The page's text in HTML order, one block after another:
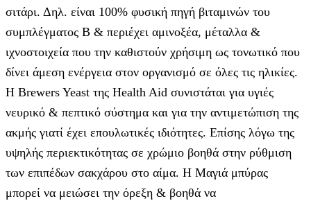
σιτάρι. Δηλ. είναι 100% φυσική πηγή βιταμινών του
συμπλέγματος Β & περιέχει αμινοξέα, μέταλλα &
ιχνοστοιχεία που την καθιστούν χρήσιμη ως τονωτικό που
δίνει άμεση ενέργεια στον οργανισμό σε όλες τις ηλικίες.
Η Brewers Yeast της Health Aid συνιστάται για υγιές
νευρικό & πεπτικό σύστημα και για την αντιμετώπιση της
ακμής γιατί έχει επουλωτικές ιδιότητες. Επίσης λόγω της
υψηλής περιεκτικότητας σε χρώμιο βοηθά στην ρύθμιση
των επιπέδων σακχάρου στο αίμα. Η Μαγιά μπύρας
μπορεί να μειώσει την όρεξη & βοηθά να